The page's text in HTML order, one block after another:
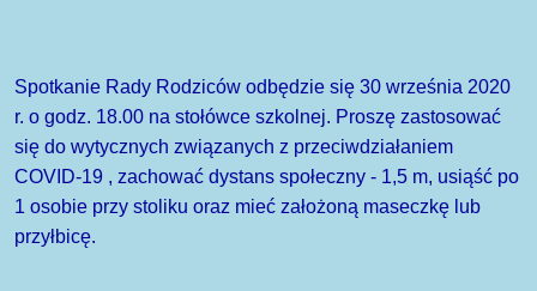
Spotkanie Rady Rodziców odbędzie się 30 września 2020
r. o godz. 18.00 na stołówce szkolnej. Proszę zastosować
się do wytycznych związanych z przeciwdziałaniem
COVID-19 , zachować dystans społeczny - 1,5 m, usiąść po
1 osobie przy stoliku oraz mieć założoną maseczkę lub
przyłbicę.